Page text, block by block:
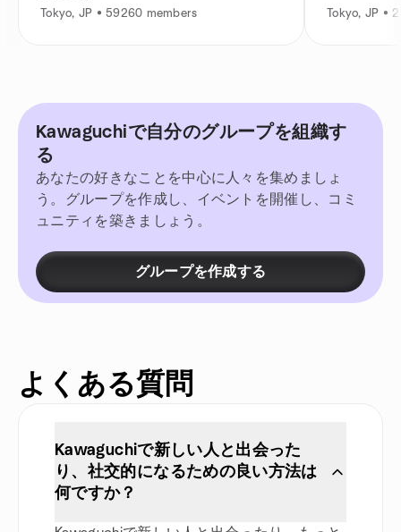
Tokyo, JP • 59260 members Tokyo, JP •
Kawaguchiで自分のグループを組織す
る
あなたの好きなことを中心に人々を集めましょ
う。グループを作成し、イベントを開催し、コミ
ュニティを築きましょう。
グループを作成する
よくある質問
Kawaguchiで新しい人と出会った
り、社交的になるための良い方法は
何ですか？